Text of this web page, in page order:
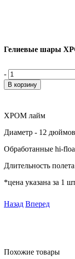
Гелиевые шары
-
ХРОМ лайм
Диаметр - 12
Обработанные hi-
Длительность
*цена указана за 1
Назад Вперед
Похожие товары